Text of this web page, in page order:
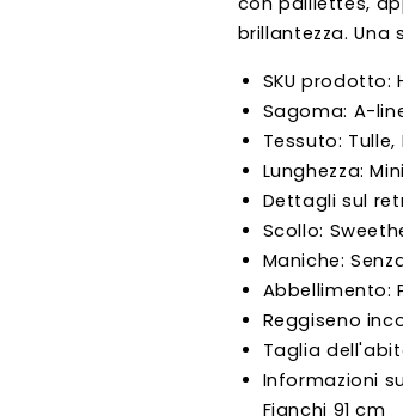
brillantezza. Una
SKU prodotto:
Sagoma: A-
Tessuto: Tulle,
Lunghezza: Mini
Dettagli sul
Scollo:
Maniche:
Abbellimento:
Reggiseno
Taglia
Informazioni
Fianchi 91 cm